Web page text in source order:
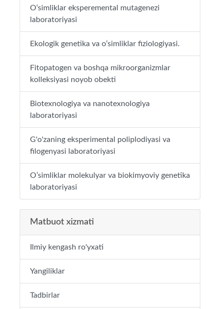
O‘simliklar eksperemental mutagenezi
laboratoriyasi
Ekologik genetika va o‘simliklar fiziologiyasi.
Fitopatogen va boshqa mikroorganizmlar
kolleksiyasi noyob obekti
Biotexnologiya va nanotexnologiya
laboratoriyasi
G'o'zaning eksperimental poliplodiyasi va
filogenyasi laboratoriyasi
O’simliklar molekulyar va biokimyoviy genetika
laboratoriyasi
Matbuot xizmati
Ilmiy kengash ro'yxati
Yangiliklar
Tadbirlar